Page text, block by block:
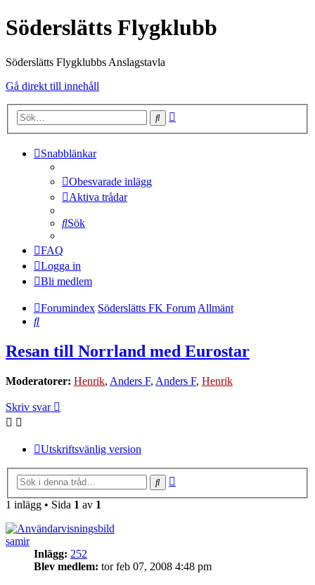
Söderslätts Flygklubb
Söderslätts Flygklubbs Anslagstavla
Gå direkt till innehåll
Sök
Snabblänkar
Obesvarade inlägg
Aktiva trådar
Sök
FAQ
Logga in
Bli medlem
Forumindex Söderslätts FK ForumAllmänt
Sök
Resan till Norrland med Eurostar
Moderatorer: Henrik, Anders F, Anders F, Henrik
Skriv svar
Utskriftsvänlig version
Sök
1 inlägg • Sida 1 av 1
samir
Inlägg: 252
Blev medlem: tor feb 07, 2008 4:48 pm